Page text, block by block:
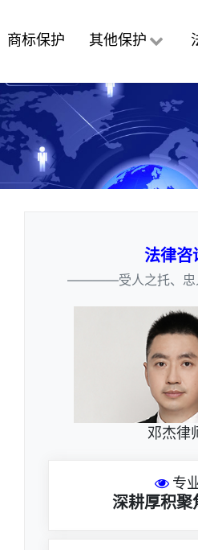
商标保护 其他保护
法律咨
————受人之托、
邓杰律
专
深耕厚积聚